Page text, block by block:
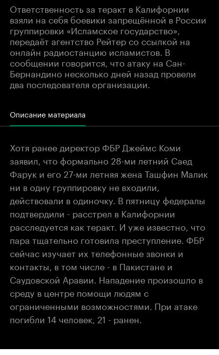
Ответственность за теракт в Калифорнии
взяли на себя боевики запрещённой в России
группировки «Исламское государство»,
передаёт агентство Рейтер со ссылкой на
онлайн радиостанцию исламистов. В
сообщении говорится, что атаку на Сан-
Бернандино несколько дней назад провели
два последователя организации.
Описание материала
Хотя ранее директор ФБР Джеймс Коми
заявил, что формально 28-ми летний Саед
Фарук и его 27-ми летняя жена Ташфин Малик
ни в одну группировку не входили,
действовали в одиночку. В пятницу федералы
подтвердили - расстрел в Калифорнии
расследуется как теракт. И уже известно, что
пара тщательно готовила преступление. ФБР
сейчас изучает их телефонные звонки и
контакты, в том числе - в Пакистане и
Саудовской Аравии. Нападение произошло в
среду в центре помощи людям с
ограниченными возможностями. При атаке
погибли 14 человек, 21 - ранен.